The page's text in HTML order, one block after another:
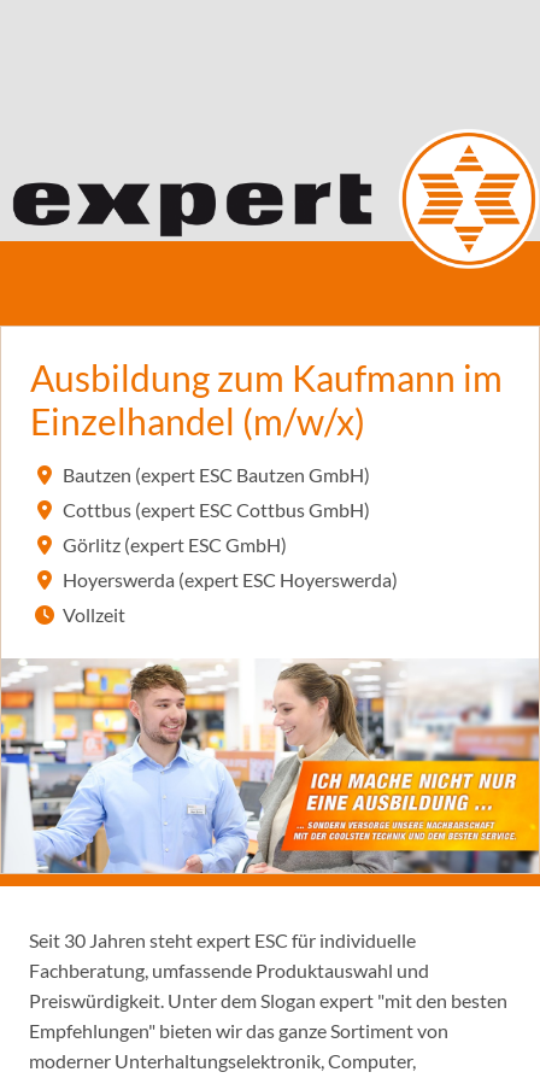
Ausbildung zum Kaufmann im
Einzelhandel (m/w/x)
Bautzen (expert ESC Bautzen GmbH)
Cottbus (expert ESC Cottbus GmbH)
Görlitz (expert ESC GmbH)
Hoyerswerda (expert ESC Hoyerswerda)
Vollzeit
Seit 30 Jahren steht expert ESC für individuelle
Fachberatung, umfassende Produktauswahl und
Preiswürdigkeit. Unter dem Slogan expert "mit den besten
Empfehlungen" bieten wir das ganze Sortiment von
moderner Unterhaltungselektronik, Computer,